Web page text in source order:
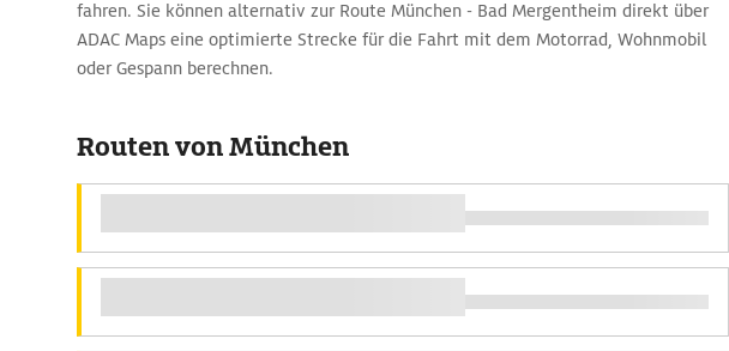
fahren. Sie können alternativ zur Route München - Bad Mergentheim direkt über
ADAC Maps eine optimierte Strecke für die Fahrt mit dem Motorrad, Wohnmobil
oder Gespann berechnen.
Routen von München